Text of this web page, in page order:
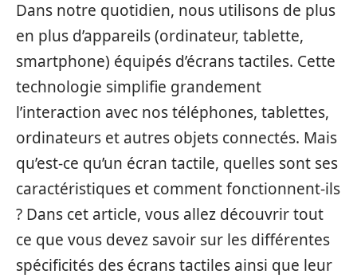
Dans notre quotidien, nous utilisons de plus
en plus d’appareils (ordinateur, tablette,
smartphone) équipés d’écrans tactiles. Cette
technologie simplifie grandement
l’interaction avec nos téléphones, tablettes,
ordinateurs et autres objets connectés. Mais
qu’est-ce qu’un écran tactile, quelles sont ses
caractéristiques et comment fonctionnent-ils
? Dans cet article, vous allez découvrir tout
ce que vous devez savoir sur les différentes
spécificités des écrans tactiles ainsi que leur